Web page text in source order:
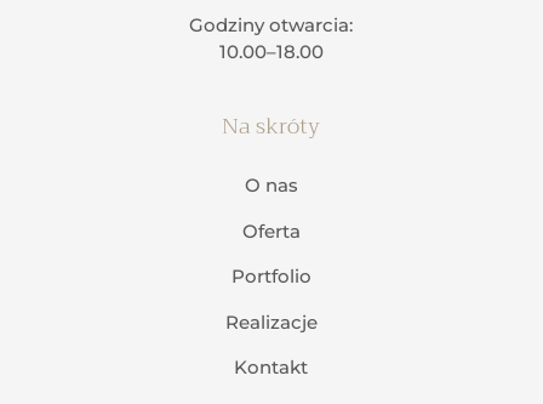
Godziny otwarcia:
10.00–18.00
Na skróty
O nas
Oferta
Portfolio
Realizacje
Kontakt